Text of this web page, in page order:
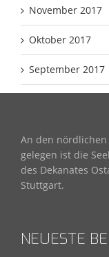
November 2017
Oktober 2017
September 2017
An den
gelegen ist die
des Dekanates
Stuttgart.
NEUESTE